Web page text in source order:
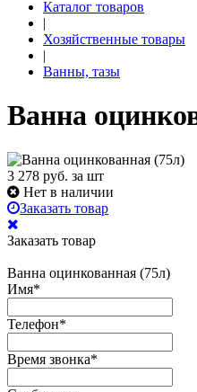
Каталог товаров
|
Хозяйственные товары
|
Ванны, тазы
Ванна
3 278 руб. за шт
Нет в наличии
Заказать товар
Заказать товар
Ванна оцинкованная (75л)
Имя*
Телефон*
Время звонка*